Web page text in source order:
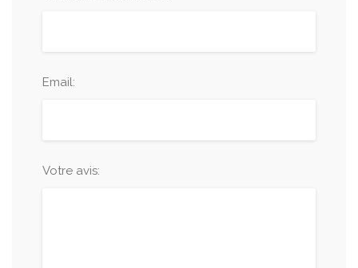
Email:
Votre avis: